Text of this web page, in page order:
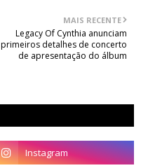
MAIS RECENTE
Legacy Of Cynthia anunciam
primeiros detalhes de concerto
de apresentação do álbum